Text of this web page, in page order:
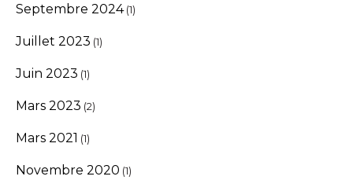
Septembre 2024(1)
Juillet 2023 (1)
Juin 2023 (1)
Mars 2023 (2)
Mars 2021 (1)
Novembre 2020 (1)